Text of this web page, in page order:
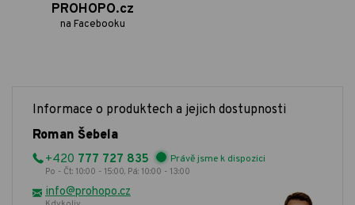
PROHOPO.cz
na Facebooku
Informace o produktech a jejich dostupnosti
Roman Šebela
+420 777 727 835 Právě jsme k dispozici
Po - Čt: 10:00 - 15:00, Pá: 10:00 - 13:00
info@prohopo.cz